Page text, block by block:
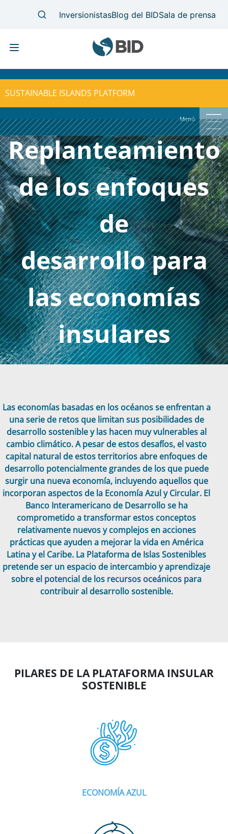
MAIN
NAVIGATION
to
SUSTAINABLE ISLANDS PLATFORM
Menú
Replanteamiento
de los enfoques
de
desarrollo para
las economías
insulares
Las economías basadas en los océanos se enfrentan a
una serie de retos que limitan sus posibilidades de
desarrollo sostenible y las hacen muy vulnerables al
cambio climático. A pesar de estos desafíos, el vasto
capital natural de estos territorios abre enfoques de
desarrollo potencialmente grandes de los que puede
surgir una nueva economía, incluyendo aquellos que
incorporan aspectos de la Economía Azul y Circular. El
Banco Interamericano de Desarrollo se ha
comprometido a transformar estos conceptos
relativamente nuevos y complejos en acciones
prácticas que ayuden a mejorar la vida en América
Latina y el Caribe. La Plataforma de Islas Sostenibles
pretende ser un espacio de intercambio y aprendizaje
sobre el potencial de los recursos oceánicos para
contribuir al desarrollo sostenible.
PILARES DE LA PLATAFORMA INSULAR
SOSTENIBLE
ECONOMÍA AZUL